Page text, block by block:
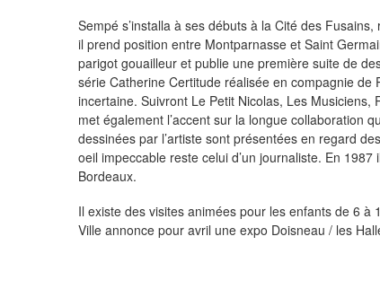
Sempé s’installa à ses débuts à la Cité des
il prend position entre Montparnasse et Saint
parigot gouailleur et publie une première suite de
série Catherine Certitude réalisée en compagnie
incertaine. Suivront Le Petit Nicolas, Les Musiciens,
met également l’accent sur la longue collaboration
dessinées par l’artiste sont présentées en regard
oeil impeccable reste celui d’un journaliste. En
Bordeaux.
Il existe des visites animées pour les enfants de 6 à
Ville annonce pour avril une expo Doisneau / les